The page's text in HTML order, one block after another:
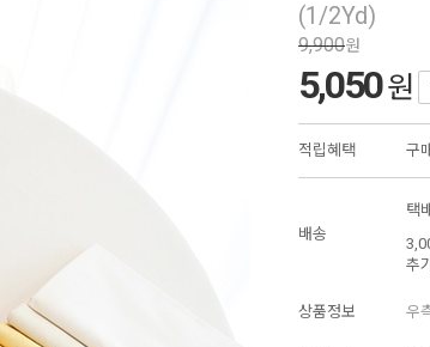
(1/2Yd)
9,900원
5,050원
적립혜택 구
배송
택
추
상품정보 우